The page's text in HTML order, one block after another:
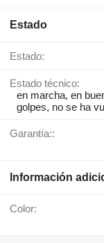
Estado
Estado:
Estado técnico:
en marcha, en
golpes, no se ha
Garantía::
Información
Color: